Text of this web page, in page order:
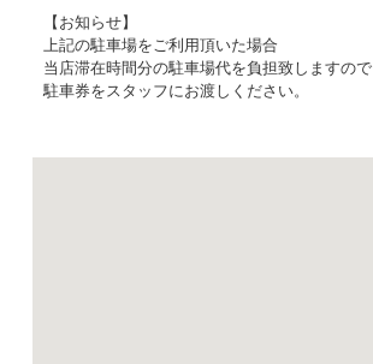
【お知らせ】
上記の駐車場をご利用頂いた場合
当店滞在時間分の駐車場代を負担致しますので
駐車券をスタッフにお渡しください。